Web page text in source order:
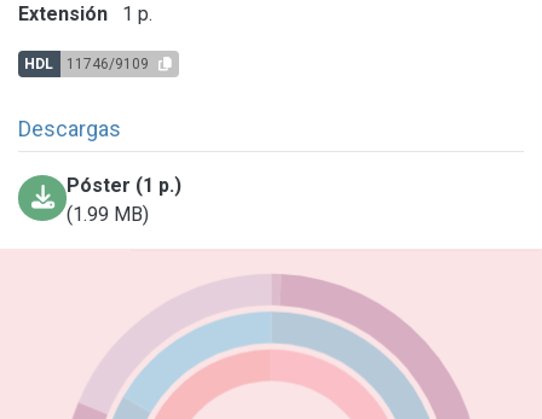
Extensión 1 p.
HDL 11746/9109
Descargas
Póster (1 p.)
(1.99 MB)